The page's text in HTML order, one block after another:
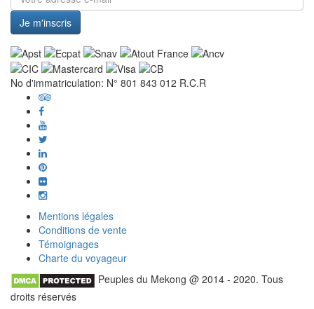
Je m'inscris
No d'immatriculation: N° 801 843 012 R.C.R
Mentions légales
Conditions de vente
Témoignages
Charte du voyageur
Peuples du Mekong @ 2014 - 2020. Tous
droits réservés